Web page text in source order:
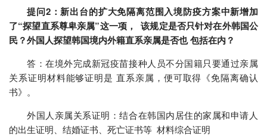
提问2：新出台的扩大免隔离范围入境防疫方案中新增加
了“探望直系尊卑亲属”这一项， 该规定是否只针对在外韩国公
民？外国人探望韩国境内外籍直系亲属是否也 包括在内？
答：在境外完成新冠疫苗接种人员不分国籍只要通过亲属
关系证明材料能够证明是 直系亲属，便可取得《免隔离确认
书》。
外国人亲属关系证明：结合在韩国内居住的家属和申请人
的出生证明、结婚证书、死亡证书等 材料综合证明